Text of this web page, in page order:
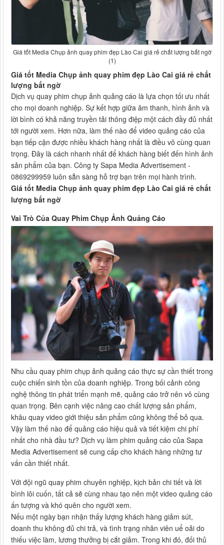
Giá tốt Media Chụp ảnh quay phim đẹp Lào Cai giá rẻ chất lượng bất ngờ
(1)
Giá tốt Media Chụp ảnh quay phim đẹp Lào Cai giá rẻ chất
lượng bất ngờ
Dịch vụ quay phim chụp ảnh quảng cáo là lựa chọn tối ưu nhất
cho mọi doanh nghiệp. Sự kết hợp giữa âm thanh, hình ảnh và
lời bình có khả năng truyền tải thông điệp một cách đầy đủ nhất
tới người xem. Hơn nữa, làm thế nào để video quảng cáo của
bạn tiếp cận được nhiều khách hàng nhất là điều vô cùng quan
trọng. Đây là cách nhanh nhất để khách hàng biết đến hình ảnh
sản phẩm của bạn. Công ty Sapa Media Advertisement -
0869299959 luôn sẵn sàng hỗ trợ bạn trên mọi hành trình.
Giá tốt Media Chụp ảnh quay phim đẹp Lào Cai giá rẻ chất
lượng bất ngờ
Vai Trò Của Quay Phim Chụp Ảnh Quảng Cáo
Nhu cầu quay phim chụp ảnh quảng cáo thực sự cần thiết trong
cuộc chiến sinh tồn của doanh nghiệp. Trong bối cảnh công
nghệ thông tin phát triển mạnh mẽ, quảng cáo trở nên vô cùng
quan trọng. Bên cạnh việc nâng cao chất lượng sản phẩm,
khâu quay video giới thiệu sản phẩm cũng không thể bỏ qua.
Vậy làm thế nào để quảng cáo hiệu quả và tiết kiệm chi phí
nhất cho nhà đầu tư? Dịch vụ làm phim quảng cáo của Sapa
Media Advertisement sẽ cung cấp cho khách hàng những tư
vấn cần thiết nhất.
Với đội ngũ quay phim chuyên nghiệp, kịch bản chi tiết và lời
bình lôi cuốn, tất cả sẽ cùng nhau tạo nên một video quảng cáo
ấn tượng và khó quên cho người xem.
Nếu một ngày bạn nhận thấy lượng khách hàng giảm sút,
doanh thu không đủ chi trả, và tình trạng nhân viên uể oải do
thiếu việc làm, lương thưởng bị cắt giảm. Trong khi đó, đối thủ